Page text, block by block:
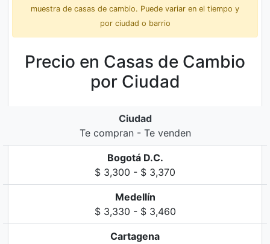
muestra de casas de cambio. Puede variar en el tiempo y
por ciudad o barrio
Precio en Casas de Cambio
por Ciudad
Ciudad
Te compran - Te venden
Bogotá D.C.
$ 3,300 - $ 3,370
Medellín
$ 3,330 - $ 3,460
Cartagena